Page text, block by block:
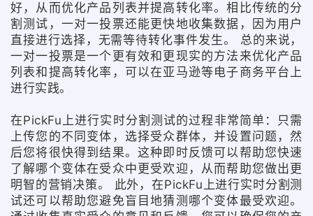
好，从而优化产品列表并提高转化率。相比传统的分
割测试，一对一投票还能更快地收集数据，因为用户
直接进行选择，无需等待转化事件发生。 总的来说，
一对一投票是一个更有效和更现实的方法来优化产品
列表和提高转化率，可以在亚马逊等电子商务平台上
进行实践。
在PickFu上进行实时分割测试的过程非常简单：只需
上传您的不同变体，选择受众群体，并设置问题，然
后您将很快得到结果。这种即时反馈可以帮助您快速
了解哪个变体在受众中更受欢迎，从而帮助您做出更
明智的营销决策。 此外，在PickFu上进行实时分割测
试还可以帮助您避免盲目地猜测哪个变体最受欢迎。